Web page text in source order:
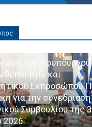
του Υφυπουργού
και
Εκπροσώπου
για την
Συμβουλίου της
2026